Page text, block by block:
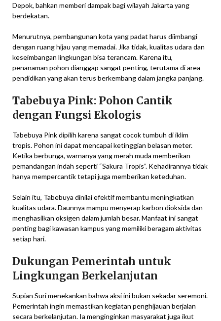
Depok, bahkan memberi dampak bagi wilayah Jakarta yang
berdekatan.
Menurutnya, pembangunan kota yang padat harus diimbangi
dengan ruang hijau yang memadai. Jika tidak, kualitas udara dan
keseimbangan lingkungan bisa terancam. Karena itu,
penanaman pohon dianggap sangat penting, terutama di area
pendidikan yang akan terus berkembang dalam jangka panjang.
Tabebuya Pink: Pohon Cantik
dengan Fungsi Ekologis
Tabebuya Pink dipilih karena sangat cocok tumbuh di iklim
tropis. Pohon ini dapat mencapai ketinggian belasan meter.
Ketika berbunga, warnanya yang merah muda memberikan
pemandangan indah seperti “Sakura Tropis”. Kehadirannya tidak
hanya mempercantik tetapi juga memberikan keteduhan.
Selain itu, Tabebuya dinilai efektif membantu meningkatkan
kualitas udara. Daunnya mampu menyerap karbon dioksida dan
menghasilkan oksigen dalam jumlah besar. Manfaat ini sangat
penting bagi kawasan kampus yang memiliki beragam aktivitas
setiap hari.
Dukungan Pemerintah untuk
Lingkungan Berkelanjutan
Supian Suri menekankan bahwa aksi ini bukan sekadar seremoni.
Pemerintah ingin memastikan kegiatan penghijauan berjalan
secara berkelanjutan. Ia menginginkan masyarakat juga ikut